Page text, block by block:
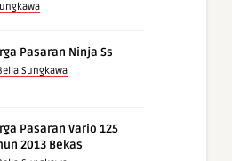
Pasaran Ninja Ss
Sungkawa
Pasaran Vario 125
2013 Bekas